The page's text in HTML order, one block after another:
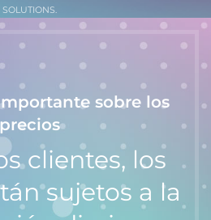
SOLUTIONS.
sobre los
precios
clientes, los
sujetos a la